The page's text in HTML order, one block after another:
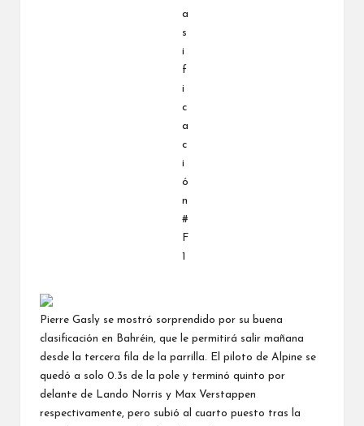
Pierre Gasly se mostró sorprendido por su buena
clasificación en Bahréin, que le permitirá salir mañana
desde la tercera fila de la parrilla. El piloto de Alpine se
quedó a solo 0.3s de la pole y terminó quinto por
delante de Lando Norris y Max Verstappen
respectivamente, pero subió al cuarto puesto tras la